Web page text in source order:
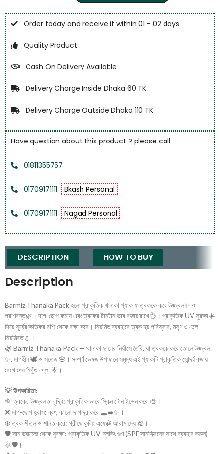
Order today and receive it within 01 - 02 days
Quality Product
Cash On Delivery Available
Delivery Charge Inside Dhaka 60 TK
Delivery Charge Outside Dhaka 110 TK
Have question about this product ? please call
01811355757
01709171111 Bkash Personal
01709171111 Nagad Personal
DESCRIPTION HOW TO BUY
Description
Barmiz Thanaka Pack হলো প্রাকৃতিক থানাকা প্যাক যা ত্বককে করে উজ্জ্বল✨ ও
প্রাণবন্ত🌿। দাগ-ছোপ কমায় এবং ত্বকের টানটান ভাব বজায় রাখে👌। প্রাকৃতিক UV সুরক্ষা☀️
দিয়ে সূর্যের ক্ষতিকর রশ্মি থেকে রক্ষা করে। নিয়মিত ব্যবহারে ত্বক হয় পরিষ্কার, মসৃণ ও তেল
নিয়ন্ত্রিত💧।
🌿 Barmiz Thanaka Pack — থানাকা ছালের নির্যাসে তৈরি, যা ত্বককে করে তোলে উজ্জ্বল
✨, দাগহীন 🕊️ ও সতেজ 🌸। সম্পূর্ণ ভেষজ উপাদানে সমৃদ্ধ এই প্যাকটি প্রাকৃতিক সৌন্দর্য বজায়
রেখে দেয় নিখুঁত গ্লো 🌟।
💡 উপকারিতা:
🌞 ত্বকের উজ্জ্বলতা বৃদ্ধি: প্রাকৃতিক ভাবে স্কিন টোন ইভেন করে 🎨।
❌ দাগ-ছোপ হ্রাস: ব্রণ, কালো দাগ দূর করে 🕳️➡️✨।
❄️ ত্বক শীতল ও শান্ত করে: গ্রীষ্মে কুলিং এফেক্টে আরাম দেয় 🧊।
🛡️ সান ড্যামেজ থেকে সুরক্ষা: প্রাকৃতিক UV-ব্লকিং গুণ (SPF সানস্ক্রিনের সাথে ব্যবহার করুন)
🌞🛡️।